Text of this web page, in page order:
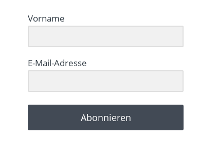
Vorname
E-Mail-Adresse
Abonnieren